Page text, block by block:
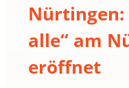
alle“ am
eröffnet